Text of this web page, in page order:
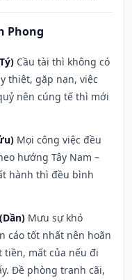
Phong
Cầu tài thì không có
thiệt, gặp nạn, việc
nên cúng tế thì mới
Mọi công việc đều
hướng Tây Nam –
hành thì đều bình
Mưu sự khó
cáo tốt nhất nên hoãn
tiền, mất của nếu đi
Đề phòng tranh cãi,